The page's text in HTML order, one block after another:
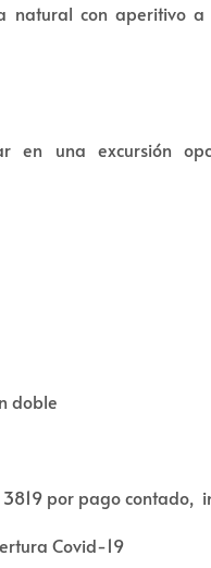
natural con aperitivo
en una excursión
doble
por pago contado,
Covid-19